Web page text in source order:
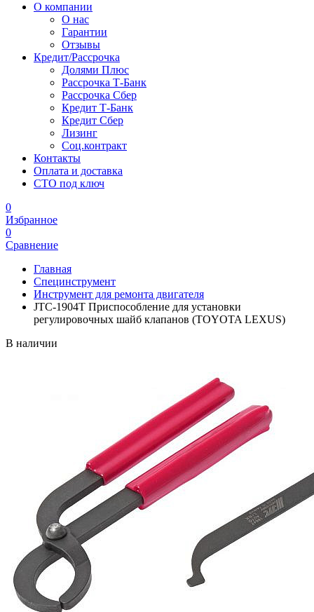
О компании
О нас
Гарантии
Отзывы
Кредит/Рассрочка
Долями Плюс
Рассрочка Т-Банк
Рассрочка Сбер
Кредит Т-Банк
Кредит Сбер
Лизинг
Соц.контракт
Контакты
Оплата и доставка
СТО под ключ
0
Избранное
0
Сравнение
Главная
Специнструмент
Инструмент для ремонта двигателя
JTC-1904T Приспособление для установки
регулировочных шайб клапанов (TOYOTA LEXUS)
В наличии